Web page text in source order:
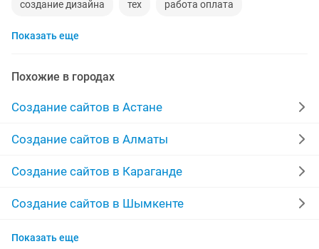
создание дизайна тех работа оплата
телефоны на заказ
телефон 5 удаленная работ
интернет магазины сайты на заказ
в интернет магазине создание сайтов лендинг
топ создание лендинга инстаграм
красив встреч
Показать еще
Похожие в городах
Создание сайтов в Астане
Создание сайтов в Алматы
Создание сайтов в Караганде
Создание сайтов в Шымкенте
Создание сайтов в Усть-Каменогорске
Показать еще